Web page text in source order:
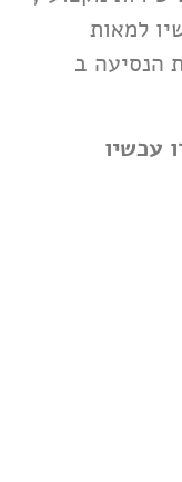
למאות
הנסיעה ב
עכשיו